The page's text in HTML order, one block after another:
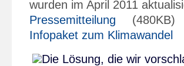
wurden im April 2011
Pressemitteilung
(480KB)
Infopaket zum Klimawandel
Die Lösung, die wir